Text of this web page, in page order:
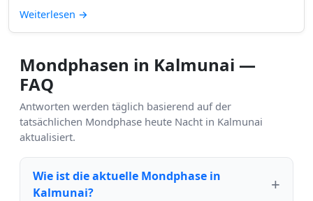
Weiterlesen →
Mondphasen in Kalmunai —
FAQ
Antworten werden täglich basierend auf der
tatsächlichen Mondphase heute Nacht in Kalmunai
aktualisiert.
Wie ist die aktuelle Mondphase in
Kalmunai?